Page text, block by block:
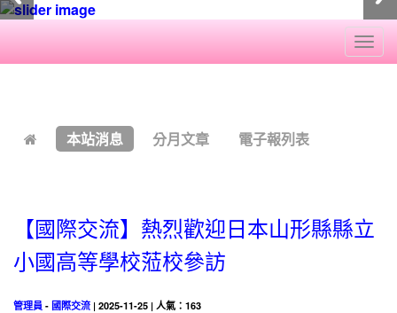
本站消息 分月文章 電子報列表
【國際交流】熱烈歡迎日本山形縣縣立
小國高等學校蒞校參訪
管理員 - 國際交流 | 2025-11-25 | 人氣：163